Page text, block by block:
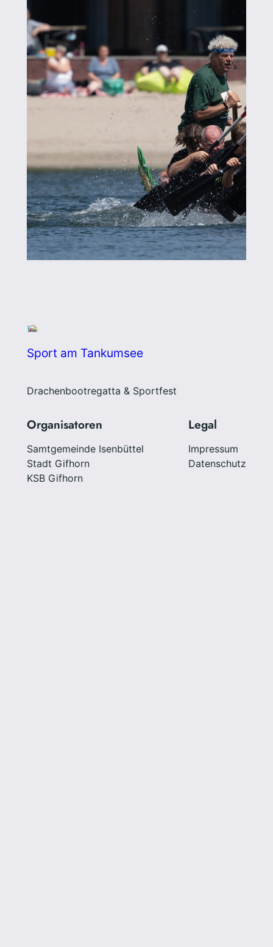
Sport am Tankumsee
Drachenbootregatta & Sportfest
Organisatoren
Samtgemeinde Isenbüttel
Stadt Gifhorn
KSB Gifhorn
Legal
Impressum
Datenschutz